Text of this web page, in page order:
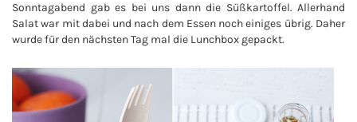
Sonntagabend gab es bei uns dann die Süßkartoffel. Allerhand
Salat war mit dabei und nach dem Essen noch einiges übrig. Daher
wurde für den nächsten Tag mal die Lunchbox gepackt.